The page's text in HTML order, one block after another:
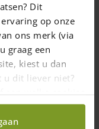
Dit
op onze
ons merk (via
graag een
kiest u dan
u dit liever niet?
aan welke cookies